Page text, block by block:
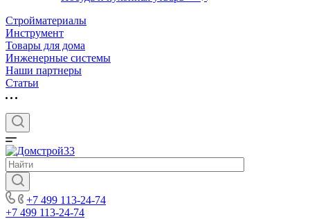
Стройматериалы
Инструмент
Товары для дома
Инженерные системы
Наши партнеры
Статьи
+7 499 113-24-74
+7 499 113-24-74